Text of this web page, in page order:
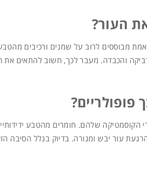
העור?
מבוססים לרוב על שמנים ורכיבים
והכבדה. מעבר לכך, חשוב להתאים את
פופולריים?
שלהם. חומרים מהטבע
עור יבש ומגורה. בדיוק בגלל הסיבה